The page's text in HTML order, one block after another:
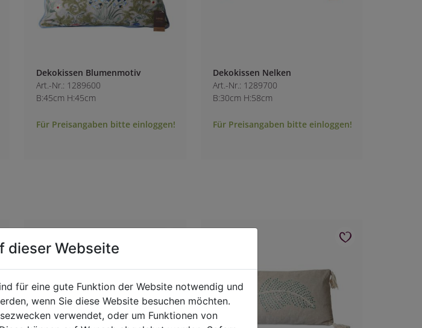
Dekokissen Blumenmotiv
Art.-Nr.: 1289600
B:45cm H:45cm
Für Preisangaben bitte einloggen!
Dekokissen Nelken
Art.-Nr.: 1289700
B:30cm H:58cm
Für Preisangaben bitte einloggen!
dieser Webseite
für eine gute Funktion der Website notwendig und
wenn Sie diese Website besuchen möchten.
verwendet, oder um Funktionen von